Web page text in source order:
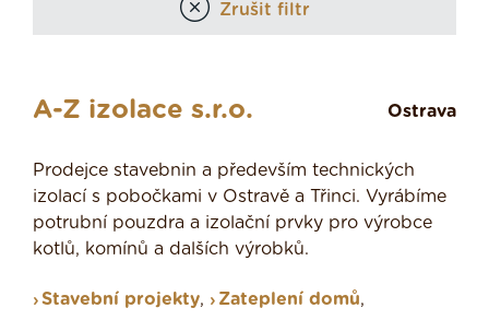
Zrušit filtr
A-Z izolace s.r.o. Ostrava
Prodejce stavebnin a především technických
izolací s pobočkami v Ostravě a Třinci. Vyrábíme
potrubní pouzdra a izolační prvky pro výrobce
kotlů, komínů a dalších výrobků.
Stavební projekty, Zateplení domů,